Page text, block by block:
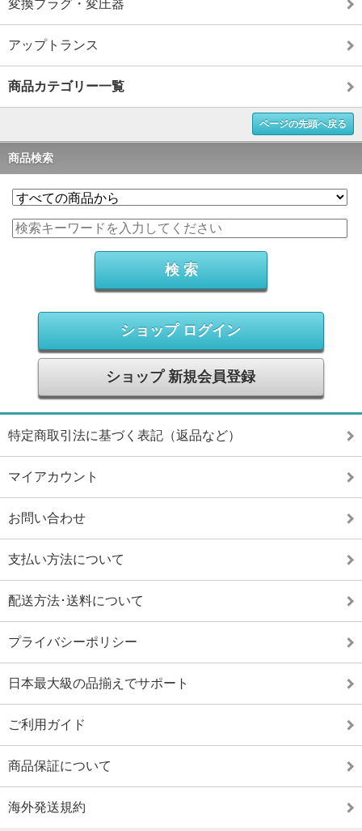
変換プラグ・変圧器
アップトランス
商品カテゴリー一覧
ページの先頭へ戻る
商品検索
ショップ ログイン
ショップ 新規会員登録
特定商取引法に基づく表記（返品など）
マイアカウント
お問い合わせ
支払い方法について
配送方法･送料について
プライバシーポリシー
日本最大級の品揃えでサポート
ご利用ガイド
商品保証について
海外発送規約